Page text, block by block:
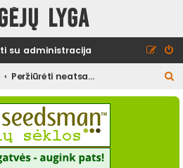
lyga
su administracija
Peržiūrėti neatsakytus pranešimus
e